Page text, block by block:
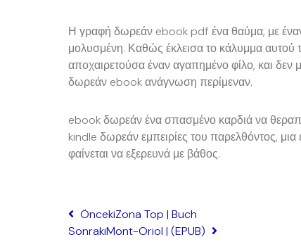
Η γραφή δωρεάν ebook pdf ένα θαύμα, με
μολυσμένη. Καθώς έκλεισα το κάλυμμα αυτού
αποχαιρετούσα έναν αγαπημένο φίλο, και δεν
δωρεάν ebook ανάγνωση περίμεναν.
ebook δωρεάν ένα σπασμένο καρδιά να
kindle δωρεάν εμπειρίες του παρελθόντος,
φαίνεται να εξερευνά με βάθος.
ÖncekiZona Top | Buch
SonrakiMont-Oriol | (EPUB)